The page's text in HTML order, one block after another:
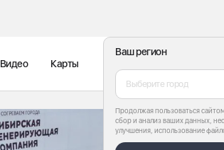
Ваш регион
Выберите город
Продолжая пользоваться
сбор и анализ ваших данных,
улучшения, использование
Видео Карты